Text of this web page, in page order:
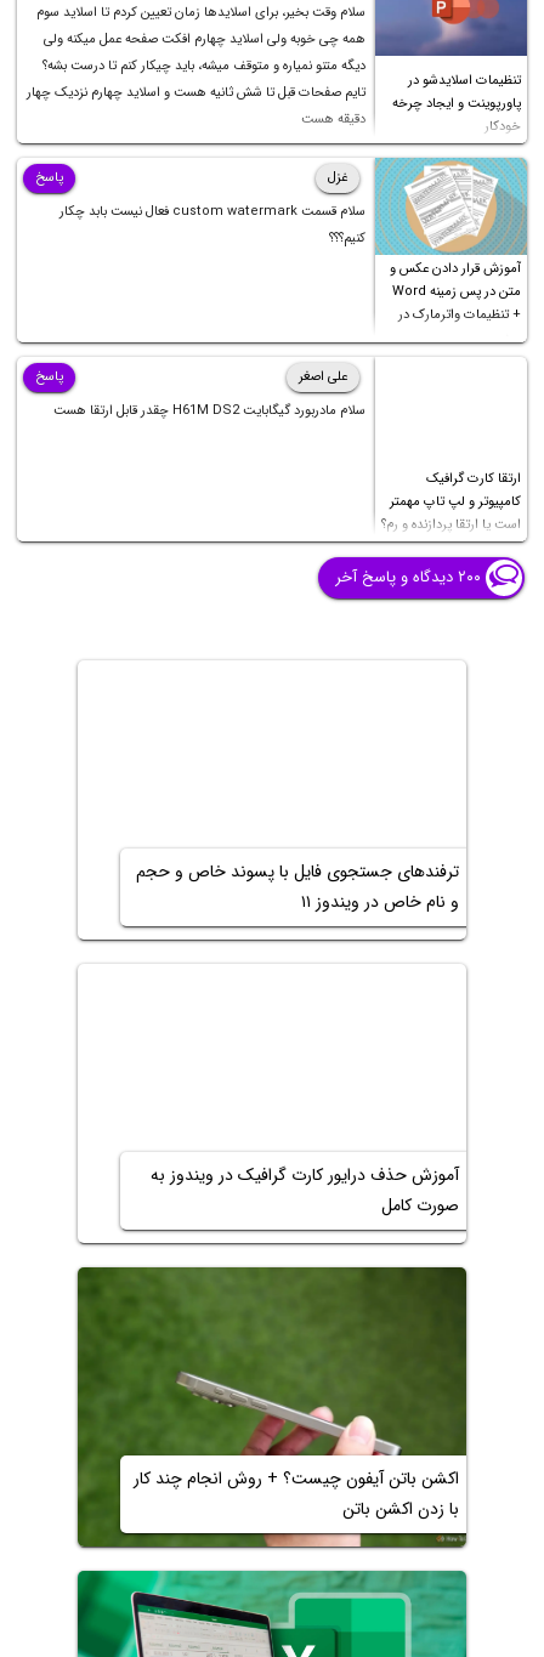
تنظیمات اسلایدشو در
پاورپوینت و ایجاد چرخه
خودکار
سلام وقت بخیر، برای اسلایدها زمان تعیین کردم تا اسلاید سوم
همه چی خوبه ولی اسلاید چهارم افکت صفحه عمل میکنه ولی
دیگه متنو نمیاره و متوقف میشه، باید چیکار کنم تا درست بشه؟
تایم صفحات قبل تا شش ثانیه هست و اسلاید چهارم نزدیک چهار
دقیقه هست
آموزش قرار دادن عکس و
متن در پس زمینه Word
+ تنظیمات واترمارک در
ورد
غزل
سلام قسمت custom watermark فعال نیست بابد چکار
کنیم؟؟؟
پاسخ
ارتقا کارت گرافیک
کامپیوتر و لپ تاپ مهمتر
است یا ارتقا پردازنده و رم؟
علی اصغر
سلام مادربورد گیگابایت H61M DS2 چقدر قابل ارتقا هست
پاسخ
۲۰۰ دیدگاه و پاسخ آخر
ترفندهای جستجوی فایل با پسوند خاص و حجم
و نام خاص در ویندوز ۱۱
آموزش حذف درایور کارت گرافیک در ویندوز به
صورت کامل
اکشن باتن آیفون چیست؟ + روش انجام چند کار
با زدن اکشن باتن